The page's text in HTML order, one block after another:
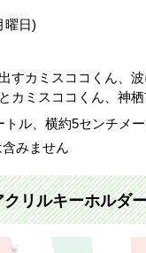
曜日)
すカミスココくん、
カミスココくん、神
ル、横約5センチメ
みません
リルキーホルダ